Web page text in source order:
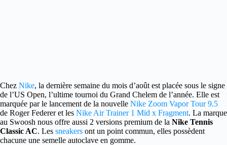
Chez Nike, la dernière semaine du mois d’août est placée sous le signe
de l’US Open, l’ultime tournoi du Grand Chelem de l’année. Elle est
marquée par le lancement de la nouvelle Nike Zoom Vapor Tour 9.5
de Roger Federer et les Nike Air Trainer 1 Mid x Fragment. La marque
au Swoosh nous offre aussi 2 versions premium de la Nike Tennis
Classic AC. Les sneakers ont un point commun, elles possèdent
chacune une semelle autoclave en gomme.